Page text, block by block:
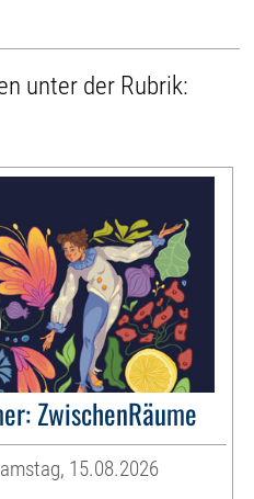
unter der Rubrik:
ZwischenRäume
15.08.2026